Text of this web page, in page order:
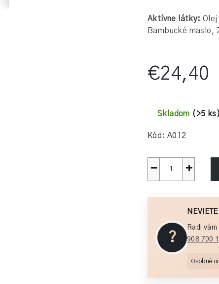
Aktívne látky:
Bambucké maslo,
€24,40
cena:
Skladom (>5 ks)
Kód: A012
+
−
?
Radi
908 700
Osobné